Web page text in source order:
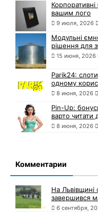
вашим лого
9 июля, 2026
Модульні
рішення для
15 июня, 2026
Parik24:
одному
8 июня, 2026
Pin-Up:
варто читати
8 июня, 2026
Комментарии
На
завершився
6 сентября,